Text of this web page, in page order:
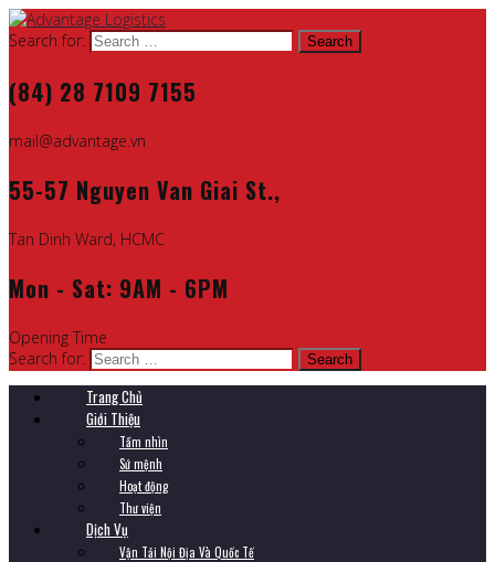
Search for:
(84) 28 7109 7155
mail@advantage.vn
55-57 Nguyen Van Giai St.,
Tan Dinh Ward, HCMC
Mon - Sat: 9AM - 6PM
Opening Time
Search for:
Trang Chủ
Giới Thiệu
Tầm nhìn
Sứ mệnh
Hoạt động
Thư viện
Dịch Vụ
Vận Tải Nội Địa Và Quốc Tế